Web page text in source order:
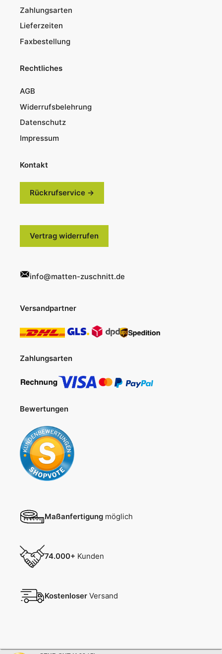
Zahlungsarten
Lieferzeiten
Faxbestellung
Rechtliches
AGB
Widerrufsbelehrung
Datenschutz
Impressum
Kontakt
Rückrufservice →
Vertrag widerrufen
info@matten-zuschnitt.de
Versandpartner
Zahlungsarten
Bewertungen
Maßanfertigung möglich
74.000+ Kunden
Kostenloser Versand